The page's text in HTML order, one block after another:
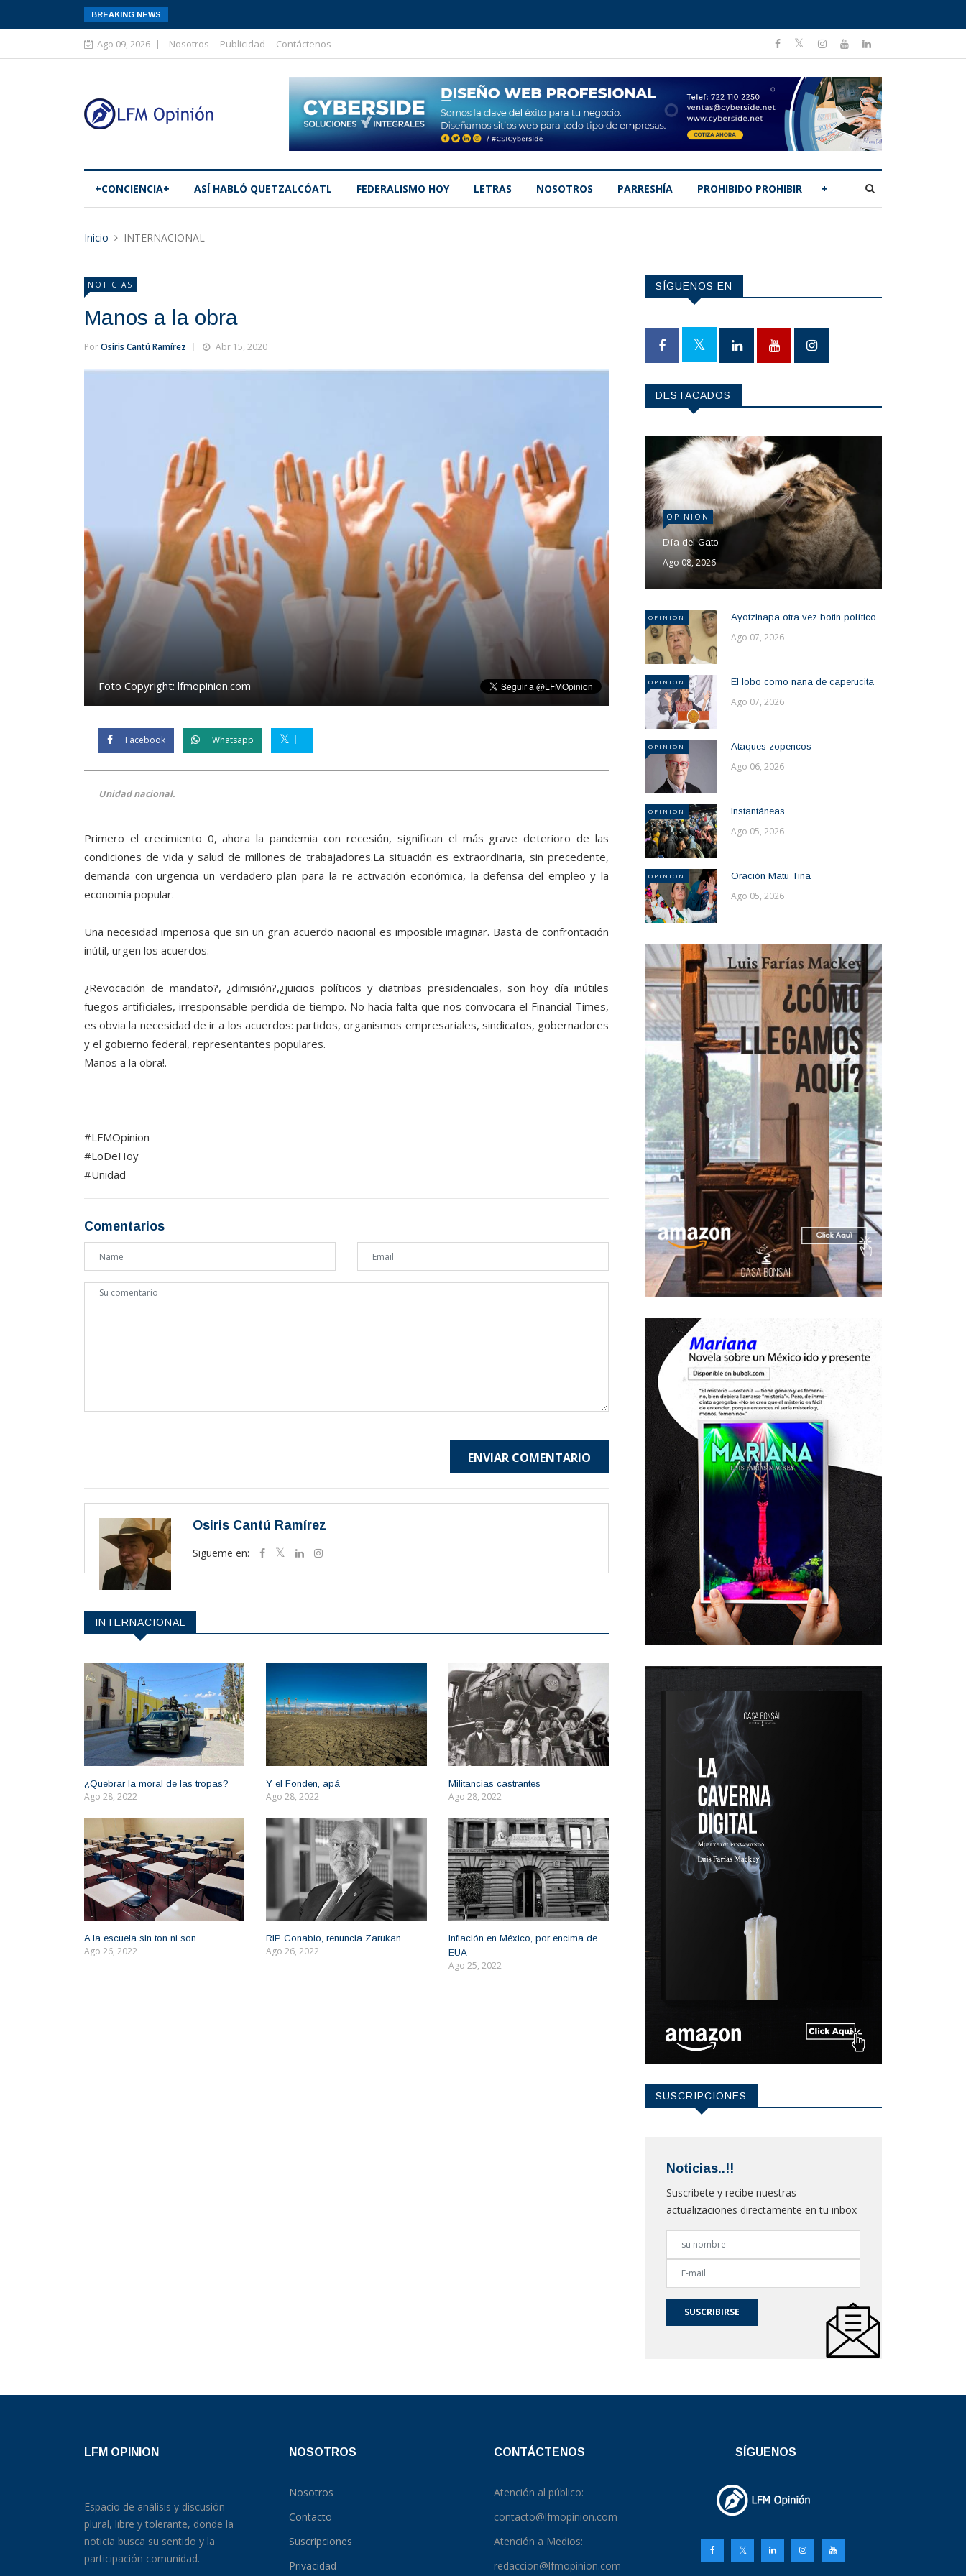
BREAKING NEWS
Ago 09, 2026 Nosotros Publicidad Contáctenos
+CONCIENCIA+ ASÍ­ HABLÓ QUETZALCÓATL FEDERALISMO HOY LETRAS NOSOTROS PARRESHÍA PROHIBIDO PROHIBIR +
Inicio INTERNACIONAL
NOTICIAS
Manos a la obra
PorOsiris Cantú Ramírez Abr 15, 2020
Foto Copyright: lfmopinion.com
Facebook Whatsapp
Unidad nacional.
Primero el crecimiento 0, ahora la pandemia con recesión, significan el más grave deterioro de las
condiciones de vida y salud de millones de trabajadores.La situación es extraordinaria, sin precedente,
demanda con urgencia un verdadero plan para la re activación económica, la defensa del empleo y la
economía popular.
Una necesidad imperiosa que sin un gran acuerdo nacional es imposible imaginar. Basta de confrontación
inútil, urgen los acuerdos.
¿Revocación de mandato?, ¿dimisión?,¿juicios políticos y diatribas presidenciales, son hoy día inútiles
fuegos artificiales, irresponsable perdida de tiempo. No hacía falta que nos convocara el Financial Times,
es obvia la necesidad de ir a los acuerdos: partidos, organismos empresariales, sindicatos, gobernadores
y el gobierno federal, representantes populares.
Manos a la obra!.
#LFMOpinion
#LoDeHoy
#Unidad
Comentarios
ENVIAR COMENTARIO
Osiris Cantú Ramírez
Sigueme en:
INTERNACIONAL
¿Quebrar la moral de las tropas?
Ago 28, 2022
Y el Fonden, apá
Ago 28, 2022
Militancias castrantes
Ago 28, 2022
A la escuela sin ton ni son
Ago 26, 2022
RIP Conabio, renuncia Zarukan
Ago 26, 2022
Inflación en México, por encima de
EUA
Ago 25, 2022
SÍGUENOS EN
DESTACADOS
OPINION
Día del Gato
Ago 08, 2026
OPINION Ayotzinapa otra vez botin político
Ago 07, 2026
OPINION El lobo como nana de caperucita
Ago 07, 2026
OPINION Ataques zopencos
Ago 06, 2026
OPINION Instantáneas
Ago 05, 2026
OPINION Oración Matu Tina
Ago 05, 2026
SUSCRIPCIONES
Noticias..!!
Suscribete y recibe nuestras
actualizaciones directamente en tu inbox
SUSCRIBIRSE
LFM OPINION
Espacio de análisis y discusión
plural, libre y tolerante, donde la
noticia busca su sentido y la
participación comunidad.
NOSOTROS
Nosotros
Contacto
Suscripciones
Privacidad
CONTÁCTENOS
Atención al público:
contacto@lfmopinion.com
Atención a Medios:
redaccion@lfmopinion.com
SÍGUENOS